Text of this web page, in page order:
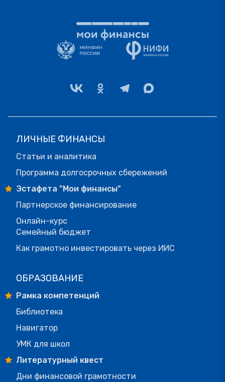
ЛИЧНЫЕ ФИНАНСЫ
Статьи и аналитика
Программа долгосрочных сбережений
Эстафета "Мои финансы"
Партнерское финансирование
Онлайн-курс
Семейный бюджет
Как грамотно инвестировать через ИИС
ОБРАЗОВАНИЕ
Рамка компетенций
Библиотека
Навигатор
УМК для школ
Литературный квест
Дни финансовой грамотности